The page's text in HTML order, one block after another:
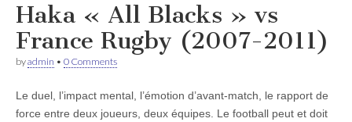
Haka « All Blacks » vs
France Rugby (2007-2011)
byadmin • 0 Comments
Le duel, l’impact mental, l’émotion d’avant-match, le rapport de
force entre deux joueurs, deux équipes. Le football peut et doit